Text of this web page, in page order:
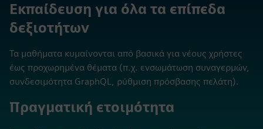
Εκπαίδευση για όλα τα επίπεδα
δεξιοτήτων
Τα μαθήματα κυμαίνονται από βασικά για νέους χρήστες
έως προχωρημένα θέματα (π.χ. ενσωμάτωση συναγερμών,
συνδεσιμότητα GraphQL, ρύθμιση πρόσβασης πελάτη).
Πραγματική ετοιμότητα